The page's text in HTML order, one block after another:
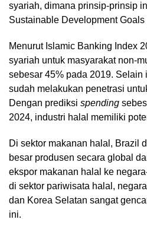
syariah, dimana prinsip-prinsip
Sustainable Development Goals
Menurut Islamic Banking Index
syariah untuk masyarakat non-
sebesar 45% pada 2019. Selain
sudah melakukan penetrasi
Dengan prediksi spending
2024, industri halal memiliki
Di sektor makanan halal, Brazil
besar produsen secara global
ekspor makanan halal ke
di sektor pariwisata halal,
dan Korea Selatan sangat
ini.